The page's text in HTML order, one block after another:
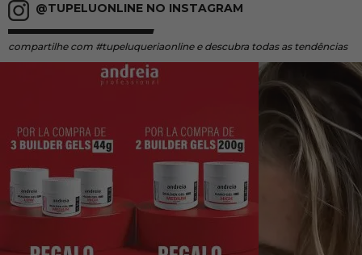
@TUPELUONLINE NO INSTAGRAM
compartilhe com #tupeluqueriaonline e descubra todas as tendências